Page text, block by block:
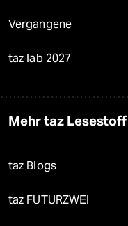
Vergangene
taz lab 2027
Mehr taz Lesestoff
taz Blogs
taz FUTURZWEI